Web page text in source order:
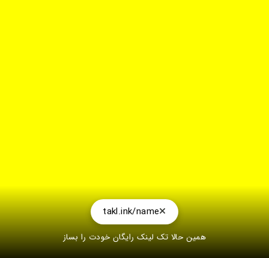
takl.ink/name
همین حالا تک لینک رایگان خودت را بساز